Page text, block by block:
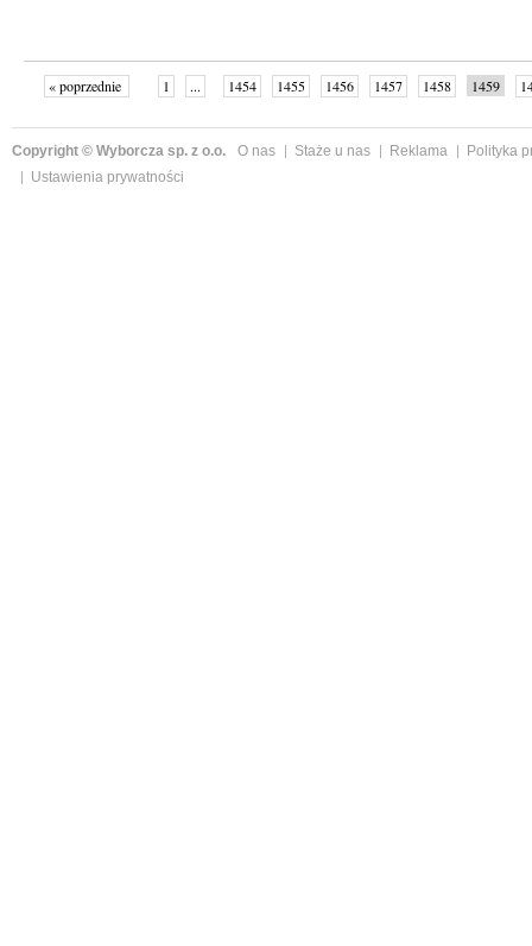
« poprzednie 1 ... 1454 1455 1456 1457 1458 1459
Copyright © Wyborcza sp. z o.o. O nas Staże u nas Reklama
Polityka
Ustawienia prywatności